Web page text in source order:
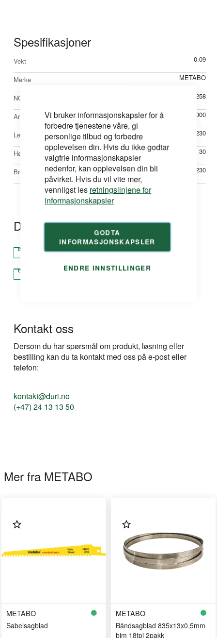
Vi bruker informasjonskapsler for å
forbedre tjenestene våre, gi
personlige tilbud og forbedre
opplevelsen din. Hvis du ikke godtar
valgfrie informasjonskapsler
nedenfor, kan opplevelsen din bli
påvirket. Hvis du vil vite mer,
vennligst les retningslinjene for
informasjonskapsler
GODTA
INFORMASJONSKAPSLER
ENDRE INNSTILLINGER
Spesifikasjoner
Mer
informasjon
Vekt 0.09
Merke METABO
NOBBNr 49356258
Artikkelnr M626654000
Lengde mm 230
Høyde mm 30
Bredde mm 230
Dokumentasjon
Produktdatablad
Produktdatablad
Kontakt oss
Dersom du har spørsmål om produkt, løsning eller
bestilling kan du ta kontakt med oss på e-post eller
telefon:
kontakt@duri.no
(+47) 24 13 13 50
Mer fra METABO
METABO
Sabelsagblad
METABO
Båndsagblad 835x13x0,5mm
bim 18tpi 2pakk